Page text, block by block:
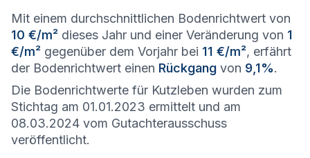
Mit einem durchschnittlichen Bodenrichtwert von
10 €/m² dieses Jahr und einer Veränderung von 1
€/m² gegenüber dem Vorjahr bei 11 €/m², erfährt
der Bodenrichtwert einen Rückgang von 9,1%.
Die Bodenrichtwerte für Kutzleben wurden zum
Stichtag am 01.01.2023 ermittelt und am
08.03.2024 vom Gutachterausschuss
veröffentlicht.